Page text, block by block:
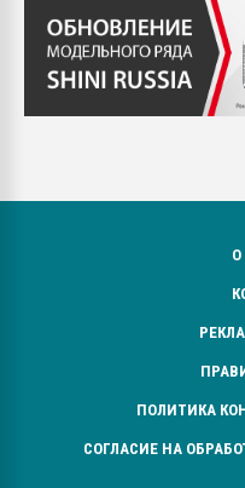
О
ПОЛИТИКА
СОГЛАСИЕ НА